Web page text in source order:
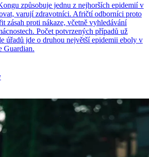
způsobuje jednu z nejhorších epidemií v
varují zdravotníci. Afričtí odborníci proto
zásah proti nákaze, včetně vyhledávání
Počet potvrzených případů už
úřadů jde o druhou největší epidemii eboly v
Guardian.